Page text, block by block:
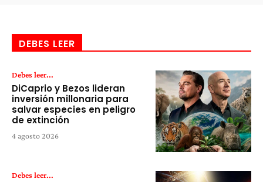
DEBES LEER
Debes leer...
DiCaprio y Bezos lideran
inversión millonaria para
salvar especies en peligro
de extinción
4 agosto 2026
Debes leer...